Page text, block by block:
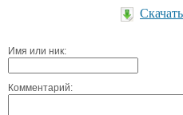
Имя или ник:
Комментарий: